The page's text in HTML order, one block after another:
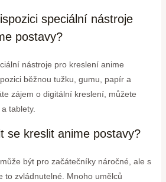
speciální nástroje
postavy?
nástroje pro kreslení anime
běžnou tužku, gumu, papír a
zájem o digitální kreslení, můžete
tablety.
se kreslit anime postavy?
být pro začátečníky náročné, ale s
to zvládnutelné. Mnoho umělců